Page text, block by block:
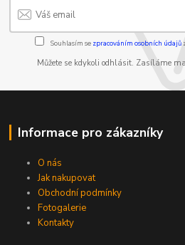
Souhlasím se zpracováním osobních údajů
Můžete se kdykoli odhlásit. Zasíláme
Informace pro zákazníky
O nás
Jak nakupovat
Obchodní podmínky
Fotogalerie
Kontakty